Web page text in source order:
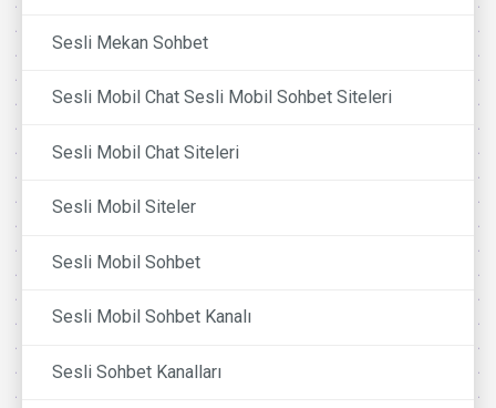
Sesli Mekan Sohbet
Sesli Mobil Chat Sesli Mobil Sohbet Siteleri
Sesli Mobil Chat Siteleri
Sesli Mobil Siteler
Sesli Mobil Sohbet
Sesli Mobil Sohbet Kanalı
Sesli Sohbet Kanalları